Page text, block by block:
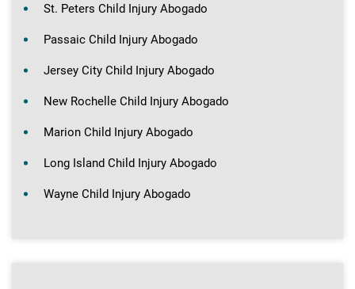
St. Peters Child Injury Abogado
Passaic Child Injury Abogado
Jersey City Child Injury Abogado
New Rochelle Child Injury Abogado
Marion Child Injury Abogado
Long Island Child Injury Abogado
Wayne Child Injury Abogado